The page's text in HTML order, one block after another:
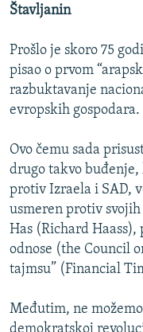
TV LIBERTY
MOJA EVROPA
TRI DECENIJE OD RATA U
NASTANAK I RASPAD
Sve RFE/RL stranice
Štavljanin
Prošlo je skoro 75
pisao o prvom
razbuktavanje
evropskih gospodara.
Ovo čemu sada
drugo takvo
protiv Izraela i SAD,
usmeren protiv
Has (Richard Haass),
odnose (the Council
tajmsu” (Financial
Međutim, ne